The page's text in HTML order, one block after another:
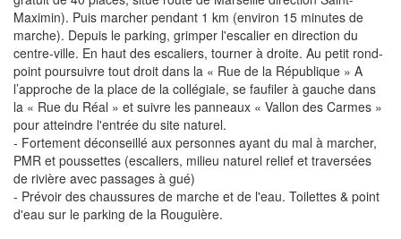
Maximin). Puis marcher pendant 1 km (environ 15 minutes de
marche). Depuis le parking, grimper l'escalier en direction du
centre-ville. En haut des escaliers, tourner à droite. Au petit rond-
point poursuivre tout droit dans la « Rue de la République » A
l’approche de la place de la collégiale, se faufiler à gauche dans
la « Rue du Réal » et suivre les panneaux « Vallon des Carmes »
pour atteindre l'entrée du site naturel.
- Fortement déconseillé aux personnes ayant du mal à marcher,
PMR et poussettes (escaliers, milieu naturel relief et traversées
de rivière avec passages à gué)
- Prévoir des chaussures de marche et de l'eau. Toilettes & point
d'eau sur le parking de la Rouguière.